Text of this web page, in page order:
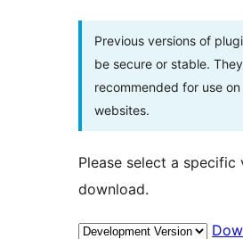
Previous versions of
be secure or stable.
recommended for use
websites.
Please select a specific
download.